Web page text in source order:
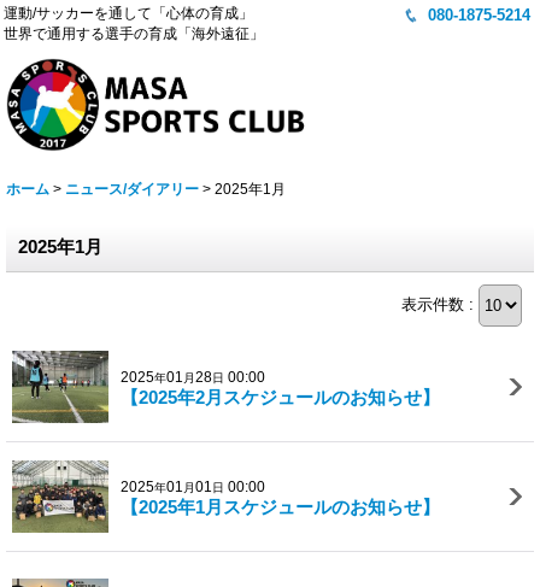
運動/サッカーを通して「心体の育成」
世界で通用する選手の育成「海外遠征」
080-1875-5214
ホーム > ニュース/ダイアリー > 2025年1月
2025年1月
表示件数 :
2025年01月 28日 00:00
【2025年2月スケジュールのお知らせ】
2025年01月 01 日 00:00
【2025年1月スケジュールのお知らせ】